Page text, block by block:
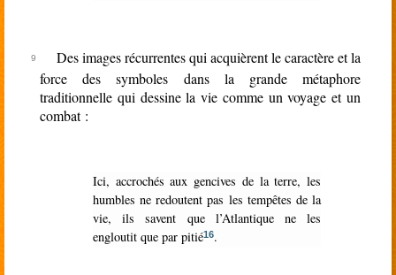
Des images récurrentes qui acquièrent le caractère et la
force des symboles dans la grande métaphore
traditionnelle qui dessine la vie comme un voyage et un
combat :
Ici, accrochés aux gencives de la terre, les
humbles ne redoutent pas les tempêtes de la
vie, ils savent que l’Atlantique ne les
engloutit que par pitié16.